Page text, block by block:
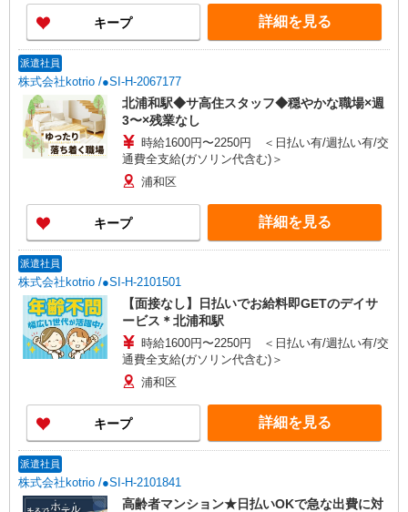
により変動） ・固定残業手当：20,000円（10時
間） ※固定残業時間を超過する場合には超過勤務
手当として別途支給 ・夜勤手当：10,000円/1回
歓迎 ・認知症介護基礎研修 ・初任者研修 ・実務
者研修 ・介護福祉士 など
キープ 詳細を見る
派遣社員
株式会社kotrio /●SI-H-2067177
北浦和駅◆サ高住スタッフ◆穏やかな職場×週
3〜×残業なし
時給1600円〜2250円 ＜日払い有/週払い有/交
通費全支給(ガソリン代含む)＞
浦和区
キープ 詳細を見る
派遣社員
株式会社kotrio /●SI-H-2101501
【面接なし】日払いでお給料即GETのデイサ
ービス＊北浦和駅
時給1600円〜2250円 ＜日払い有/週払い有/交
通費全支給(ガソリン代含む)＞
浦和区
キープ 詳細を見る
派遣社員
株式会社kotrio /●SI-H-2101841
高齢者マンション★日払いOKで急な出費に対